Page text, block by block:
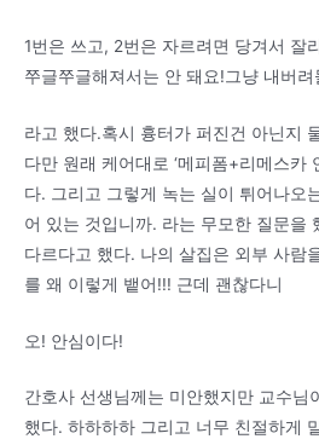
1번은 쓰고, 2번은 자르려면 당겨서 잘
쭈글쭈글해져서는 안 돼요!그냥 내버려
라고 했다.혹시 흉터가 퍼진건 아닌지
다만 원래 케어대로 ‘메피폼+리메스카
다. 그리고 그렇게 녹는 실이 튀어나오
어 있는 것입니까. 라는 무모한 질문을
다르다고 했다. 나의 살집은 외부 사람
를 왜 이렇게 뱉어!!! 근데 괜찮다니
오! 안심이다!
간호사 선생님께는 미안했지만 교수님
했다. 하하하하 그리고 너무 친절하게